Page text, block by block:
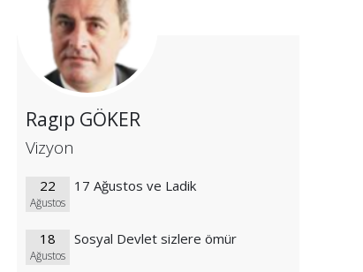
Ragıp GÖKER
Vizyon
22
Ağustos
17 Ağustos ve Ladik
18
Ağustos
Sosyal Devlet sizlere ömür